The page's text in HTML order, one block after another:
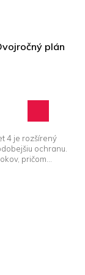
plán
4 je rozšírený
ochranu.
pričom...